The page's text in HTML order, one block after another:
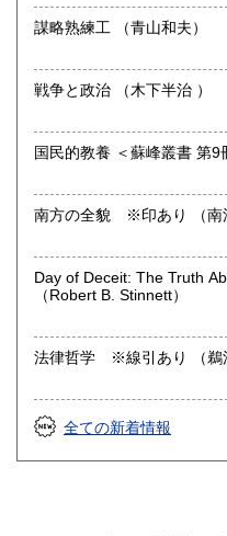
哲学宗教、歴史、美術工芸
囲碁・将棋
謀略熟練工 （青山和夫）
戦争と政治 （木下半治 ）
南方の全
Day of Deceit: The Truth
（Robert B. Stinnett）
法律哲学
全ての新着情報